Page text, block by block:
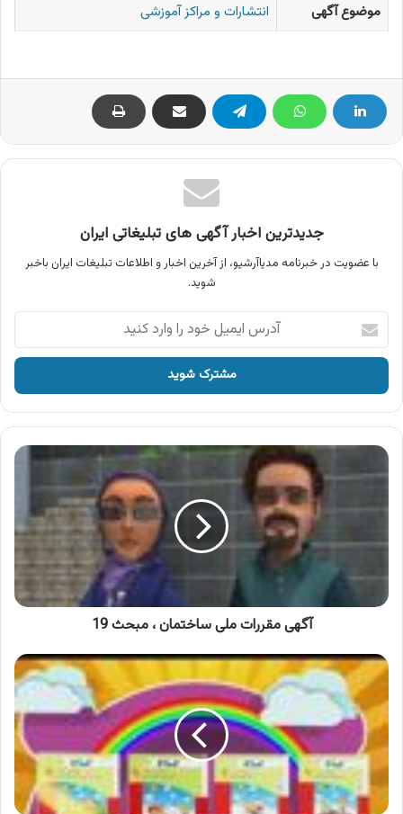
موضوع آگهی
انتشارات و مراکز آموزشی
جدیدترین اخبار آگهی های تبلیغاتی ایران
با عضویت در خبرنامه مدیاآرشیو، از آخرین اخبار و اطلاعات تبلیغات ایران باخبر
شوید.
آدرس
ایمیل
خود
وارد
کنید
آگهی
مقررات
ساختمان
مبحث
آگهی مقررات ملی ساختمان ، مبحث 19
آگهی
گاج
،
مجموعه
کتابهای
پیش
دبستانی